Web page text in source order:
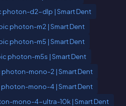
photon-d2-dlp | Smart Dent
photon-m2 | Smart Dent
photon-m5 | Smart Dent
photon-m5s | Smart Dent
photon-mono-2 | Smart Dent
mono-4 | Smart Dent
mono-4-ultra-10k | Smart Dent